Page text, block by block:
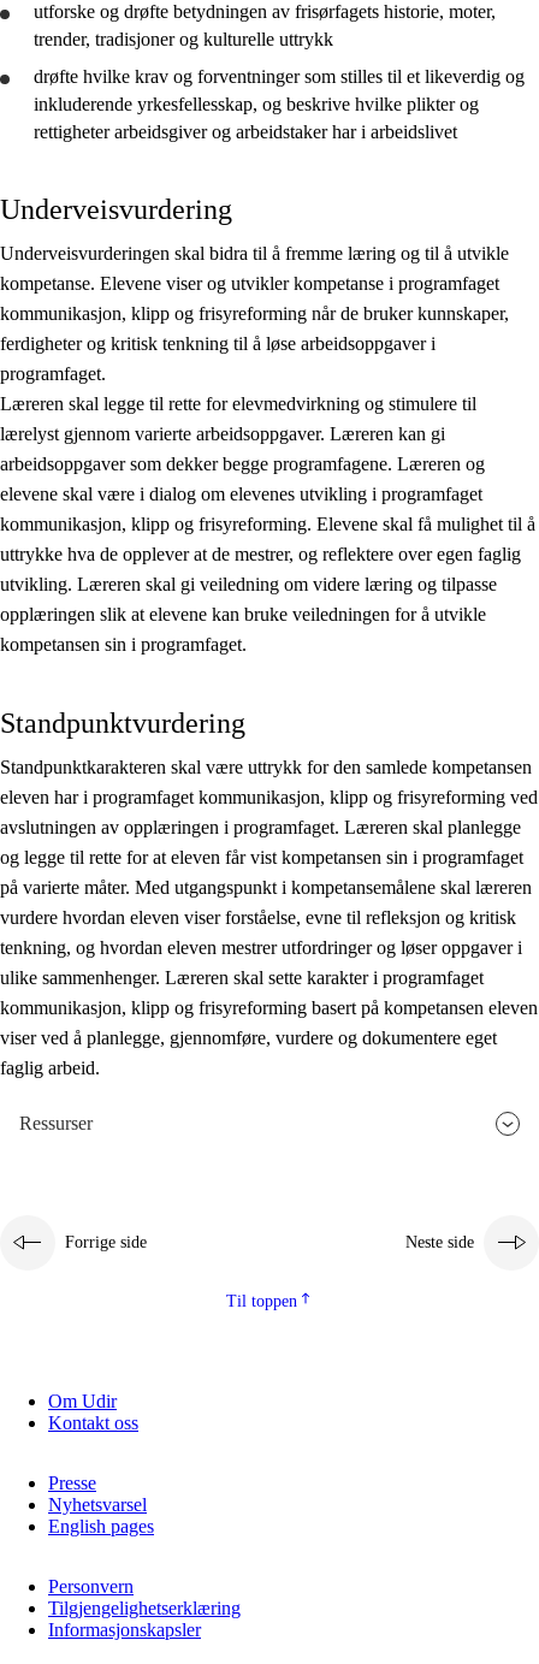
utforske og drøfte betydningen av frisørfagets historie, moter,
trender, tradisjoner og kulturelle uttrykk
drøfte hvilke krav og forventninger som stilles til et likeverdig og
inkluderende yrkesfellesskap, og beskrive hvilke plikter og
rettigheter arbeidsgiver og arbeidstaker har i arbeidslivet
Underveisvurdering
Underveisvurderingen skal bidra til å fremme læring og til å utvikle
kompetanse. Elevene viser og utvikler kompetanse i programfaget
kommunikasjon, klipp og frisyreforming når de bruker kunnskaper,
ferdigheter og kritisk tenkning til å løse arbeidsoppgaver i
programfaget.
Læreren skal legge til rette for elevmedvirkning og stimulere til
lærelyst gjennom varierte arbeidsoppgaver. Læreren kan gi
arbeidsoppgaver som dekker begge programfagene. Læreren og
elevene skal være i dialog om elevenes utvikling i programfaget
kommunikasjon, klipp og frisyreforming. Elevene skal få mulighet til å
uttrykke hva de opplever at de mestrer, og reflektere over egen faglig
utvikling. Læreren skal gi veiledning om videre læring og tilpasse
opplæringen slik at elevene kan bruke veiledningen for å utvikle
kompetansen sin i programfaget.
Standpunktvurdering
Standpunktkarakteren skal være uttrykk for den samlede kompetansen
eleven har i programfaget kommunikasjon, klipp og frisyreforming ved
avslutningen av opplæringen i programfaget. Læreren skal planlegge
og legge til rette for at eleven får vist kompetansen sin i programfaget
på varierte måter. Med utgangspunkt i kompetansemålene skal læreren
vurdere hvordan eleven viser forståelse, evne til refleksjon og kritisk
tenkning, og hvordan eleven mestrer utfordringer og løser oppgaver i
ulike sammenhenger. Læreren skal sette karakter i programfaget
kommunikasjon, klipp og frisyreforming basert på kompetansen eleven
viser ved å planlegge, gjennomføre, vurdere og dokumentere eget
faglig arbeid.
Ressurser
Forrige side Neste side
Til toppen
Om Udir
Kontakt oss
Presse
Nyhetsvarsel
English pages
Personvern
Tilgjengelighetserklæring
Informasjonskapsler